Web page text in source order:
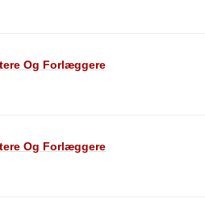
Og Forlæggere
Og Forlæggere